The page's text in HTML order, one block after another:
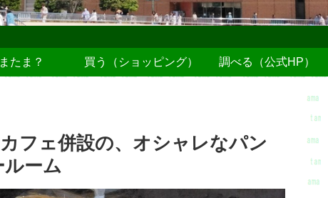
たま？ 買う（ショッピング） 調べる（公式HP）
フェ併設の、オシャレなパン
ーム